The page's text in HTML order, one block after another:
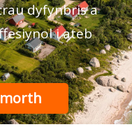
dyfynbris a
i ateb